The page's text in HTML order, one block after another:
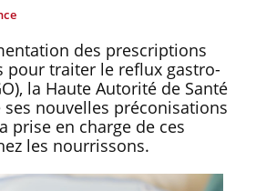
des prescriptions
pour traiter le reflux gastro-
la Haute Autorité de Santé
ses nouvelles préconisations
prise en charge de ces
les nourrissons.